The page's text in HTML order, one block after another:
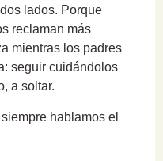
lados. Porque
reclaman más
mientras los padres
seguir cuidándolos
a soltar.
hablamos el